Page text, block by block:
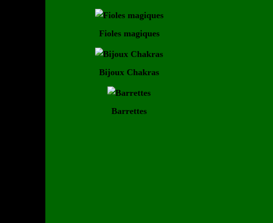
Fioles magiques
Bijoux Chakras
Barrettes